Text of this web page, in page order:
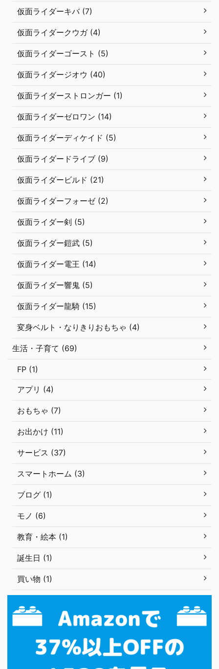
仮面ライダーキバ (7)
仮面ライダークウガ (4)
仮面ライダーゴースト (5)
仮面ライダージオウ (40)
仮面ライダーストロンガー (1)
仮面ライダーゼロワン (14)
仮面ライダーディケイド (5)
仮面ライダードライブ (9)
仮面ライダービルド (21)
仮面ライダーフォーゼ (2)
仮面ライダー剣 (5)
仮面ライダー鎧武 (5)
仮面ライダー電王 (14)
仮面ライダー響鬼 (5)
仮面ライダー龍騎 (15)
変身ベルト・なりきりおもちゃ (4)
生活・子育て (69)
FP (1)
アプリ (4)
おもちゃ (7)
お出かけ (11)
サービス (37)
スマートホーム (3)
ブログ (1)
モノ (6)
教育・絵本 (1)
誕生日 (1)
買い物 (1)